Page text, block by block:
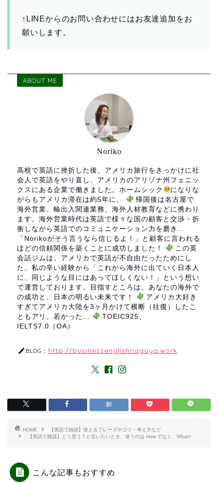
↑LINEからのお問い合わせにはお友達追加をお
願いします。
ABOUT ME
Noriko
高校で英語に挫折した後、アメリカ旅行をきっかけに社
会人で英語をやり直し、アメリカのアリゾナ州フェニッ
クスにある企業で働きました。ホームシック
になりな
がらもアメリカ滞在は約5年に。
帰国後は名古屋で
海外営業、輸出入関連業務、海外人材教育などに携わり
ます。海外営業時代は英語で様々な国の顧客と交渉・折
衝しながら英語でのコミュニケーション力を磨き…
「Norikoがそう言うなら信じるよ！」と顧客に言われる
ほどの信頼関係を築くことに成功しました！
この英
会話ジムは、アメリカで英語が不自由だったためにし
た、私の辛い経験から「これから海外に出ていく日本人
に、同じような目にはあってほしくない！」という想い
で運営しております。目指すところは、あなたの海外で
の成功と、日本の明るい未来です！
アメリカ大好き
すぎてアメリカ大陸を3ヶ月かけて横断（往復）したこ
ともアリ。若かった…
TOEIC925、
IELTS7.0（OA）
BLOG： http://businessenglishnagoya.work
HOME
【英語で雑談】使えるフレーズやコツ・考え方など
【英語で雑談】どう思う？と言いたいとき、使うのは How でなく、What!!
こんな記事もおすすめ